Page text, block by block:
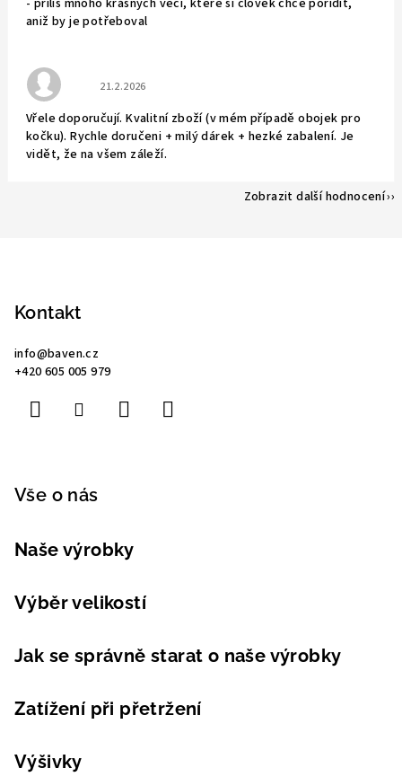
- příliš mnoho krásných věcí, které si člověk chce pořídit,
aniž by je potřeboval
Hodnocení obchodu je 5 z 5 hvězdiček.
21.2.2026
Vřele doporučují. Kvalitní zboží (v mém případě obojek pro
kočku). Rychle doručeni + milý dárek + hezké zabalení. Je
vidět, že na všem záleží.
Zobrazit další hodnocení
Kontakt
info@baven.cz
+420 605 005 979
Vše o nás
Naše výrobky
Výběr velikostí
Jak se správně starat o naše výrobky
Zatížení při přetržení
Výšivky